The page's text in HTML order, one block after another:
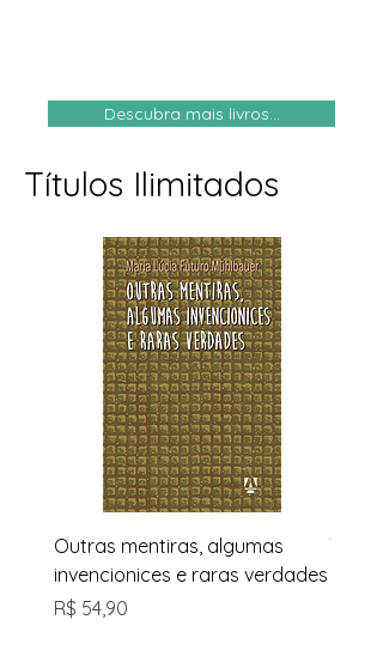
Descubra mais livros...
Títulos Ilimitados
Outras mentiras, algumas
invencionices e raras verdades
Preço
R$ 54,90